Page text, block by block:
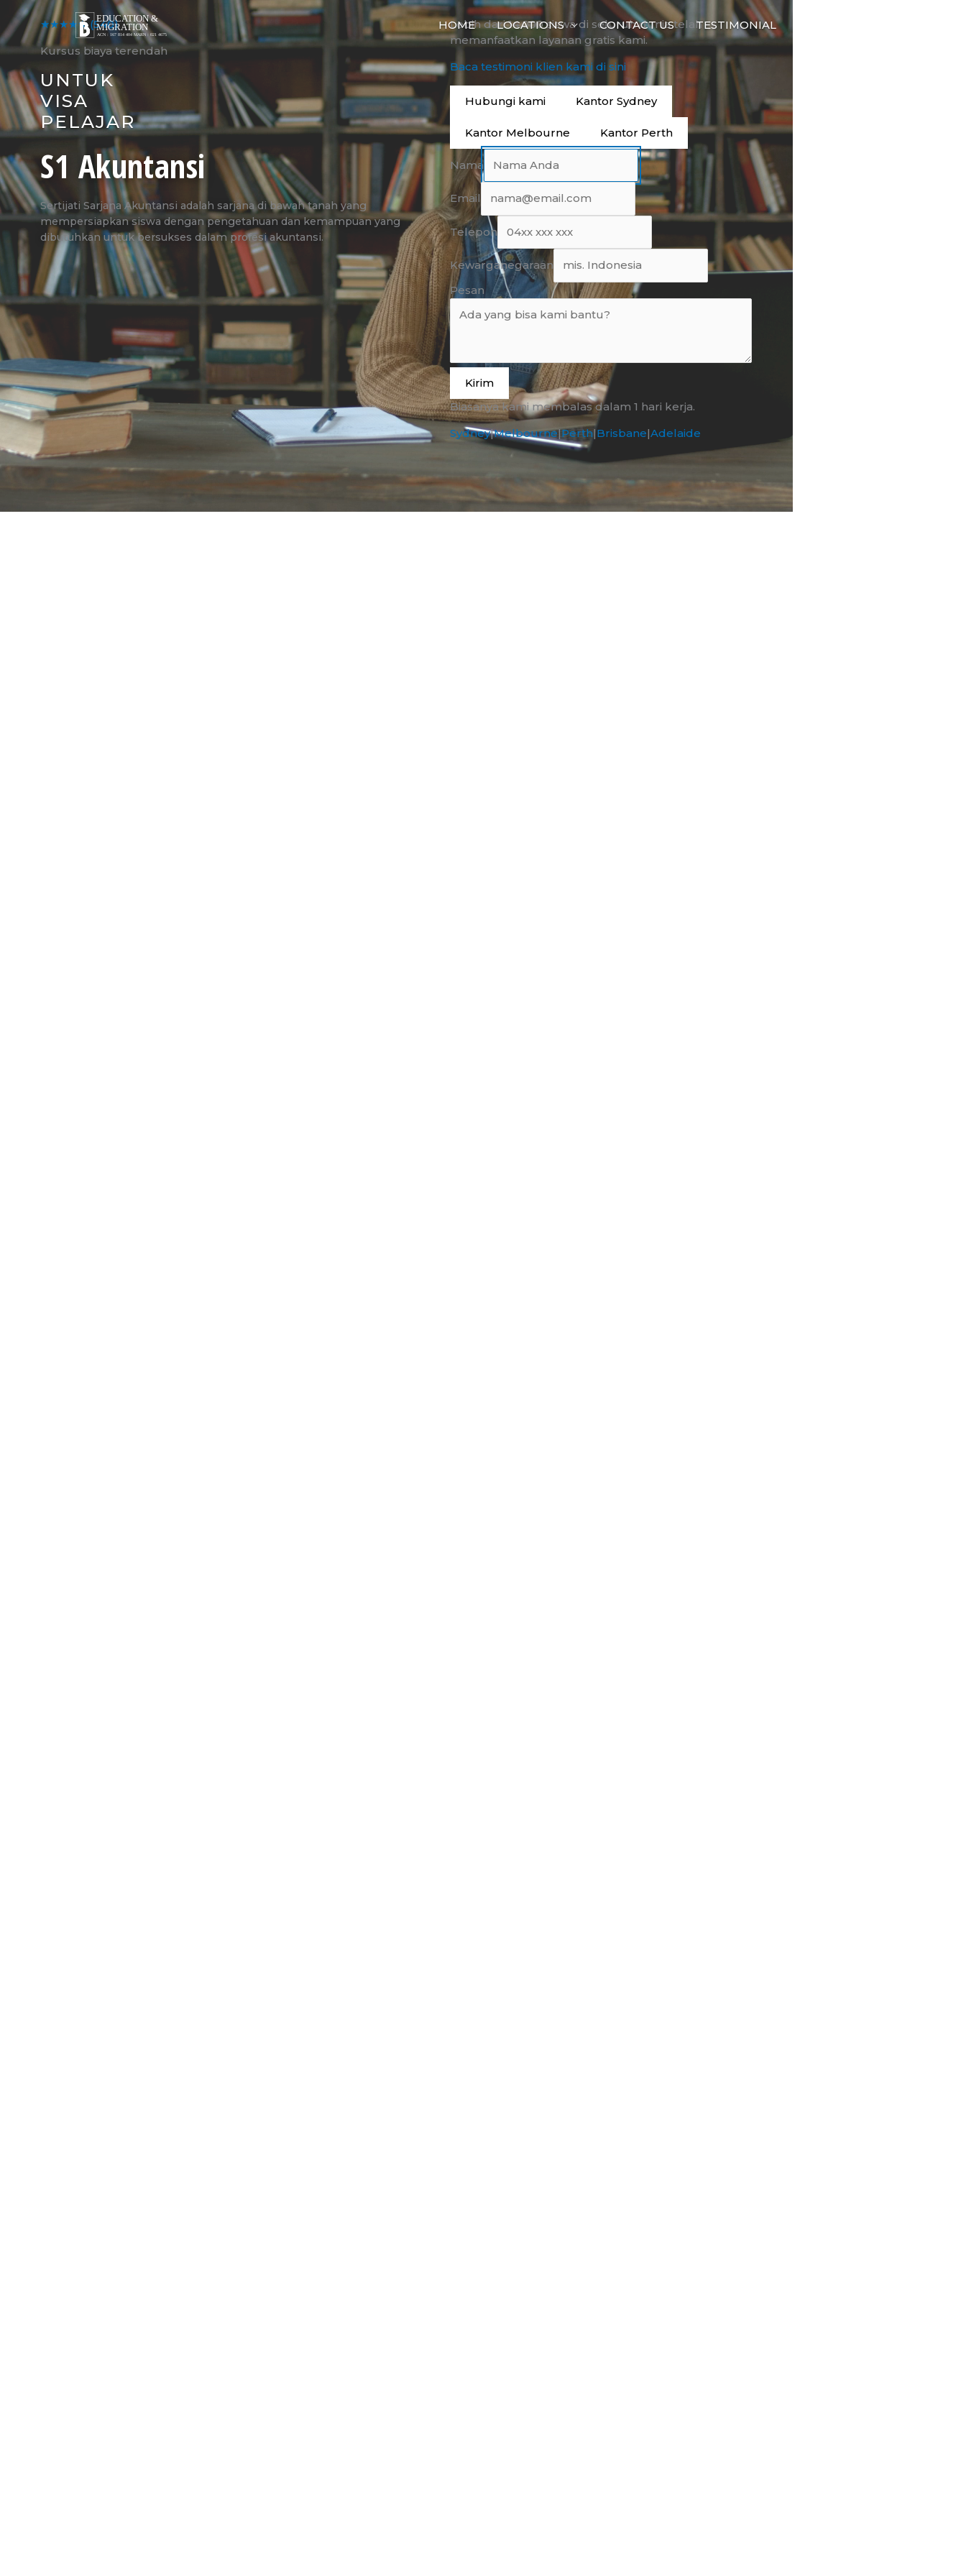
Skip
to
content
HOME LOCATIONS CONTACT US TESTIMONIAL
★★★★★ (540)
Kursus biaya terendah
UNTUK
VISA
PELAJAR
S1 Akuntansi
Sertijati Sarjana Akuntansi adalah sarjana di bawah tanah yang
mempersiapkan siswa dengan pengetahuan dan kemampuan yang
dibutuhkan untuk bersukses dalam profesi akuntansi.
Lebih dari 14.000 siswa di seluruh dunia telah
memanfaatkan layanan gratis kami.
Baca testimoni klien kami di sini
Hubungi kami Kantor Sydney
Kantor Melbourne Kantor Perth
Nama
Email
Telepon
Kewarganegaraan
Pesan
Kirim
Biasanya kami membalas dalam 1 hari kerja.
Sydney|Melbourne|Perth|Brisbane|Adelaide